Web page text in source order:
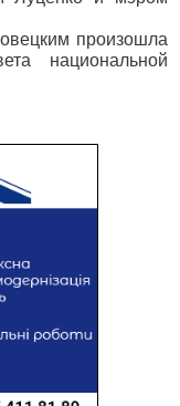
произошла
национальной